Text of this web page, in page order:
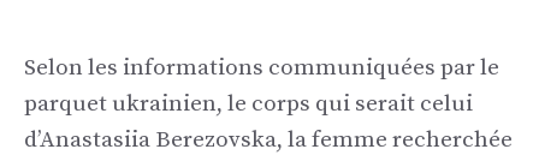
Selon les informations communiquées par le
parquet ukrainien, le corps qui serait celui
d’Anastasiia Berezovska, la femme recherchée